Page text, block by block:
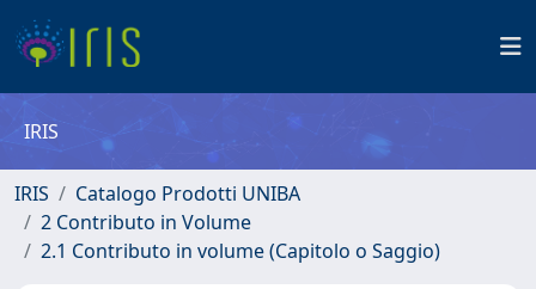
IRIS
IRIS
Catalogo Prodotti UNIBA
2 Contributo in Volume
2.1 Contributo in volume (Capitolo o Saggio)